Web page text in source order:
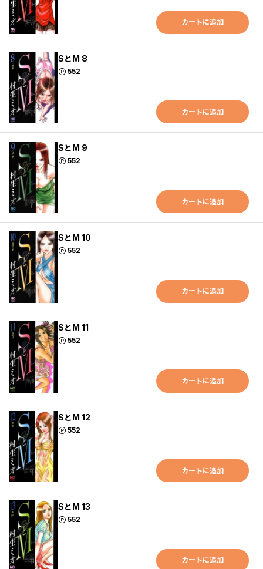
カートに追加
SとM 8
552
ポイント
カートに追加
SとM 9
552
ポイント
カートに追加
SとM 10
552
ポイント
カートに追加
SとM 11
552
ポイント
カートに追加
SとM 12
552
ポイント
カートに追加
SとM 13
552
ポイント
カートに追加